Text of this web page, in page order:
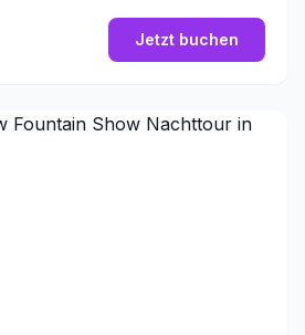
Jetzt buchen